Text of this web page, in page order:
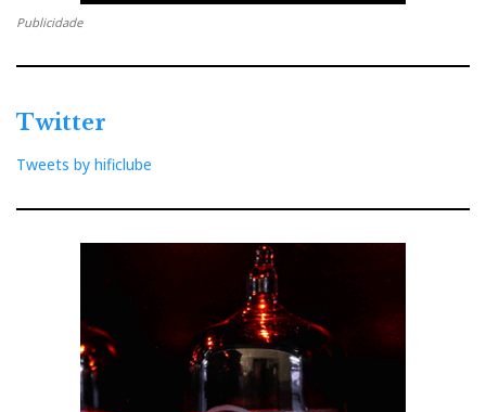
Publicidade
Twitter
Tweets by hificlube